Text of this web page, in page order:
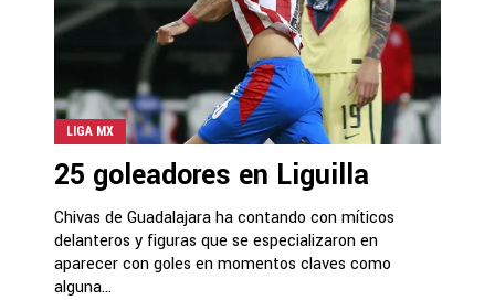
LIGA MX
25 goleadores en Liguilla
Chivas de Guadalajara ha contando con míticos
delanteros y figuras que se especializaron en
aparecer con goles en momentos claves como
alguna...